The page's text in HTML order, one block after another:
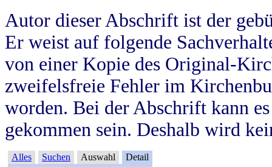
Autor dieser Abschrift ist der
Er weist auf folgende
von einer Kopie des Original-
zweifelsfreie Fehler im
worden. Bei der Abschrift kann
gekommen sein. Deshalb wird
Alles Suchen Auswahl Detail